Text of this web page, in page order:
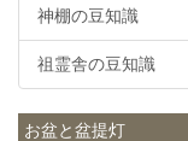
神棚の豆知識
祖霊舎の豆知識
お盆と盆提灯